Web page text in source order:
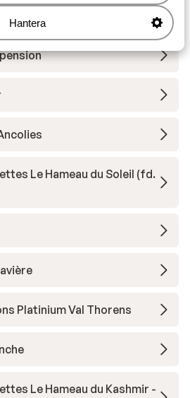
Hantera
Le Hameau du Soleil (fd.
Platinium Val Thorens
Le Hameau du Kashmir -